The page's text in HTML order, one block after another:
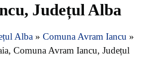
Județul Alba
Alba » Comuna Avram Iancu »
Comuna Avram Iancu, Județul